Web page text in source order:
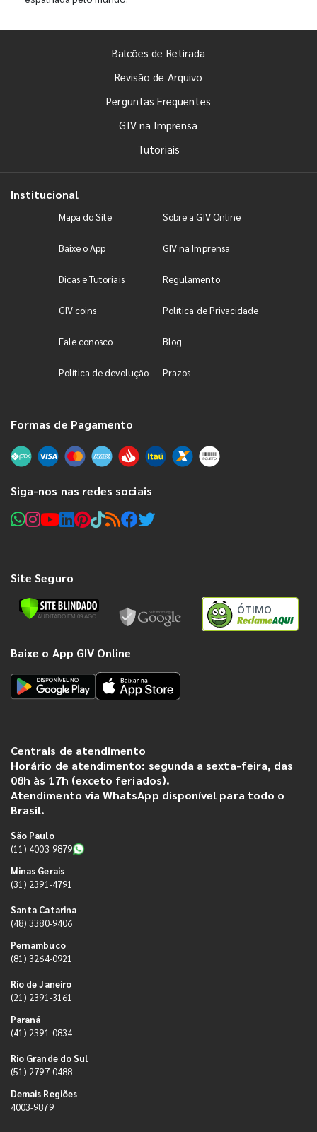
Balcões de Retirada
Revisão de Arquivo
Perguntas Frequentes
GIV na Imprensa
Tutoriais
Institucional
Mapa do Site Sobre a GIV Online
Baixe o App GIV na Imprensa
Dicas e Tutoriais Regulamento
GIV coins Política de Privacidade
Fale conosco Blog
Política de devolução Prazos
Formas de Pagamento
Siga-nos nas redes sociais
Site Seguro
ÓTIMO
Baixe o App GIV Online
Centrais de atendimento
Horário de atendimento: segunda a sexta-feira, das
08h às 17h (exceto feriados).
Atendimento via WhatsApp disponível para todo o
Brasil.
São Paulo
(11) 4003-9879
Minas Gerais
(31) 2391-4791
Santa Catarina
(48) 3380-9406
Pernambuco
(81) 3264-0921
Rio de Janeiro
(21) 2391-3161
Paraná
(41) 2391-0834
Rio Grande do Sul
(51) 2797-0488
Demais Regiões
4003-9879